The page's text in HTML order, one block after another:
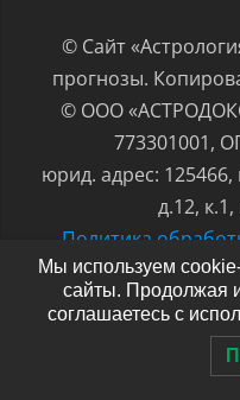
© Сайт
прогнозы.
© ООО
773301001,
юрид. адрес:
д.12,
Политика
Мы используем
сайты. Продолжая
соглашаетесь с